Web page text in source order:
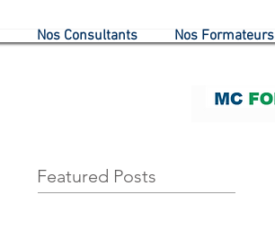
Nos Consultants Nos Formateurs
Featured Posts